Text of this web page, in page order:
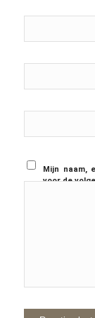
Mijn naam,
voor de